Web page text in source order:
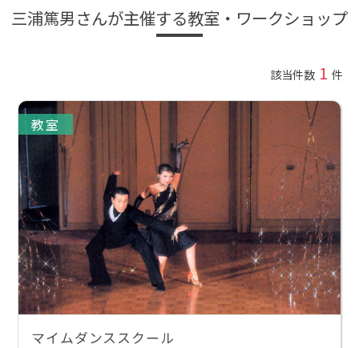
三浦篤男さんが主催する教室・ワークショップ
該当件数 1 件
教室
マイムダンススクール